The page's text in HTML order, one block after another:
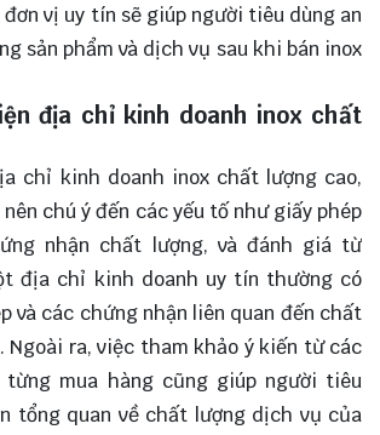
vị uy tín sẽ giúp người tiêu dùng an
sản phẩm và dịch vụ sau khi bán inox
địa chỉ kinh doanh inox chất
chỉ kinh doanh inox chất lượng cao,
chú ý đến các yếu tố như giấy phép
nhận chất lượng, và đánh giá từ
địa chỉ kinh doanh uy tín thường có
và các chứng nhận liên quan đến chất
Ngoài ra, việc tham khảo ý kiến từ các
từng mua hàng cũng giúp người tiêu
tổng quan về chất lượng dịch vụ của